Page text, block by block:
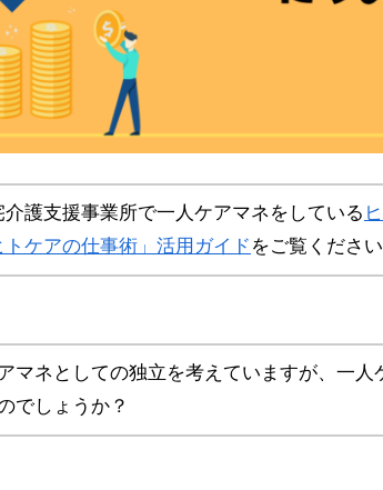
護支援事業所で一人ケアマネをしている
トケアの仕事術」活用ガイド をご覧ください
マネとしての独立を考えていますが、一
でしょうか？